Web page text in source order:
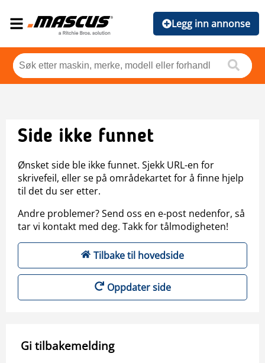
Legg inn annonse
Side ikke funnet
Ønsket side ble ikke funnet. Sjekk URL-en for
skrivefeil, eller se på områdekartet for å finne hjelp
til det du ser etter.
Andre problemer? Send oss en e-post nedenfor, så
tar vi kontakt med deg. Takk for tålmodigheten!
Tilbake til hovedside
Oppdater side
Gi tilbakemelding